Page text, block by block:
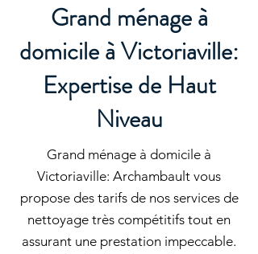
Grand ménage à
domicile à Victoriaville:
Expertise de Haut
Niveau
Grand ménage à domicile à
Victoriaville: Archambault vous
propose des tarifs de nos services de
nettoyage très compétitifs tout en
assurant une prestation impeccable.